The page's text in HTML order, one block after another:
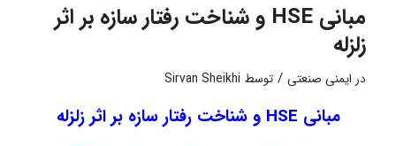
مبانی HSE و شناخت رفتار سازه بر اثر
زلزله
در ایمنی صنعتی / توسط Sirvan Sheikhi
مبانی HSE و شناخت رفتار سازه بر اثر زلزله